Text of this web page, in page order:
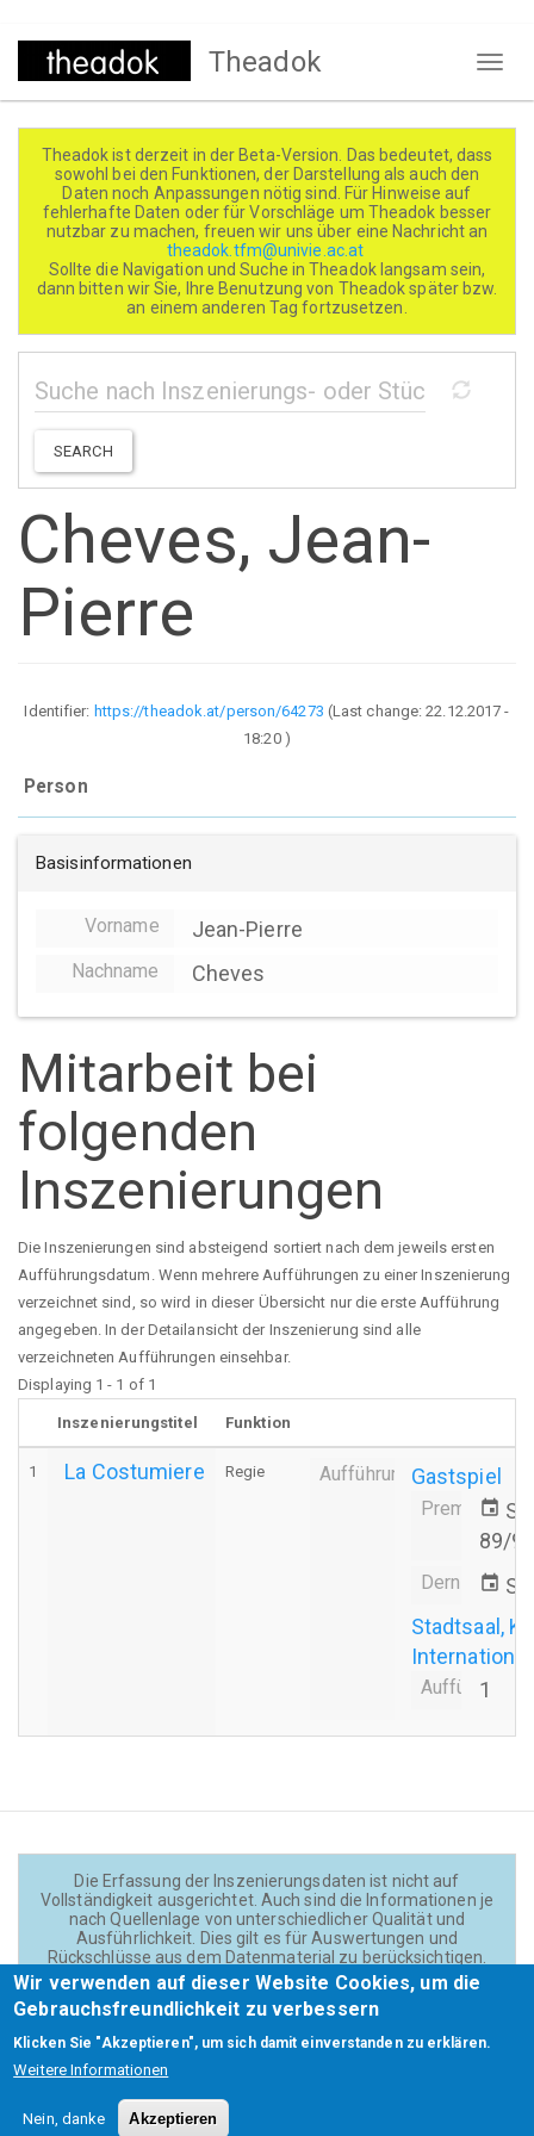
Direkt
Theadok
Theadok ist derzeit in der Beta-Version. Das bedeutet, dass
sowohl bei den Funktionen, der Darstellung als auch den
Daten noch Anpassungen nötig sind. Für Hinweise auf
fehlerhafte Daten oder für Vorschläge um Theadok besser
nutzbar zu machen, freuen wir uns über eine Nachricht an
theadok.tfm@univie.ac.at
Sollte die Navigation und Suche in Theadok langsam sein,
dann bitten wir Sie, Ihre Benutzung von Theadok später bzw.
an einem anderen Tag fortzusetzen.
SEARCH
Cheves, Jean-
Pierre
Identifier: https://theadok.at/person/64273 (Last change:22.12.2017 -
18:20)
Person
Basisinformationen
Vorname Jean-Pierre
Nachname Cheves
Mitarbeit bei
folgenden
Inszenierungen
Die Inszenierungen sind absteigend sortiert nach dem jeweils ersten
Aufführungsdatum. Wenn mehrere Aufführungen zu einer Inszenierung
verzeichnet sind, so wird in dieser Übersicht nur die erste Aufführung
angegeben. In der Detailansicht der Inszenierung sind alle
verzeichneten Aufführungen einsehbar.
Displaying 1 - 1 of 1
Inszenierungstitel Funktion
1 La Costumiere Regie Aufführung Gastspiel
Premiere
event
89/
Derniere
event
Stadtsaal,
1
Die Erfassung der Inszenierungsdaten ist nicht auf
Vollständigkeit ausgerichtet. Auch sind die Informationen je
nach Quellenlage von unterschiedlicher Qualität und
Ausführlichkeit. Dies gilt es für Auswertungen und
Rückschlüsse aus dem Datenmaterial zu berücksichtigen.
Daten und Texte auf der Website sind - wenn nicht anders
angegeben - lizensiert unterCC BY 4.0(Creator:
Theadok.at).
Footer
Wir verwenden auf dieser Website Cookies, um die
Gebrauchsfreundlichkeit zu verbessern
Klicken Sie "Akzeptieren", um sich damit einverstanden zu erklären.
Weitere Informationen
Nein, danke Akzeptieren